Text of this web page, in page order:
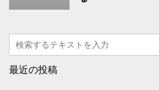
最近の投稿